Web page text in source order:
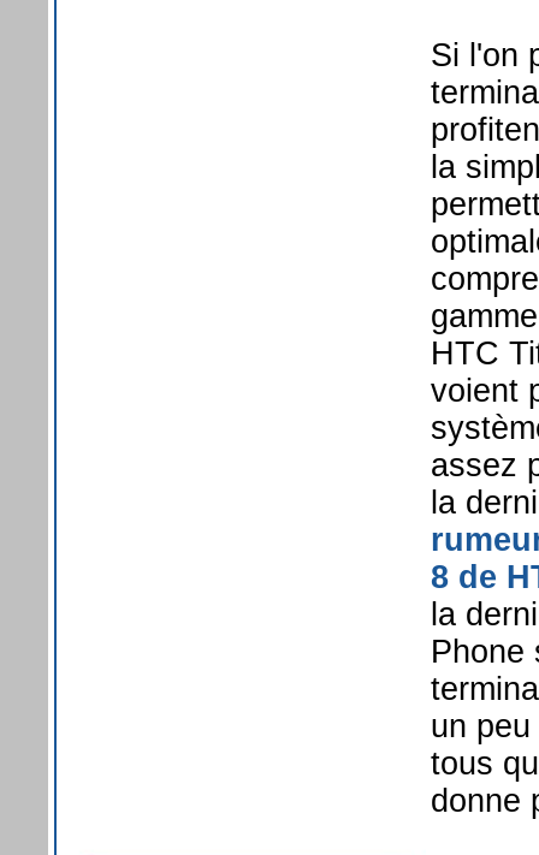
Si l'on
la
HTC
voient
assez
la
8 de
la
Phone
un
tous
donne